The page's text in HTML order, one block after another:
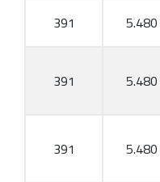
5.480
391
5.480
391
5.480
391